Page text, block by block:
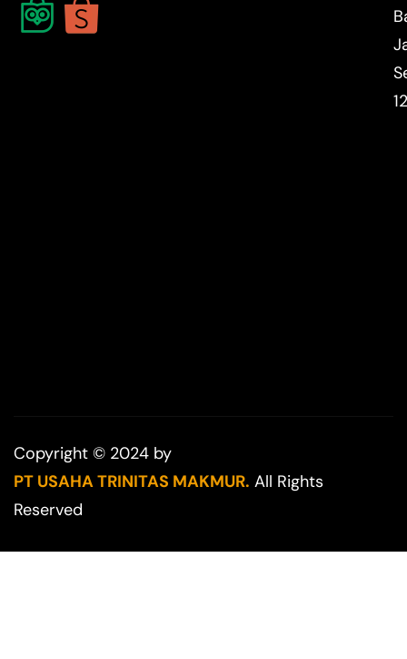
Copyright © 2024 by
PT USAHA TRINITAS MAKMUR. All Rights
Reserved